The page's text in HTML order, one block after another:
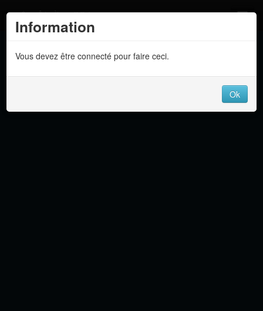
Information
Vous devez être connecté pour faire ceci.
Ok
Atelier 801
Dev Tracker
Langue